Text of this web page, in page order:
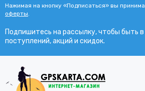
Нажимая на кнопку «Подписаться» вы
оферты
Подпишитесь на рассылку, чтобы быть
поступлений, акций и скидок.